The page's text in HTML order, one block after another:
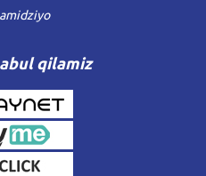
qilamiz